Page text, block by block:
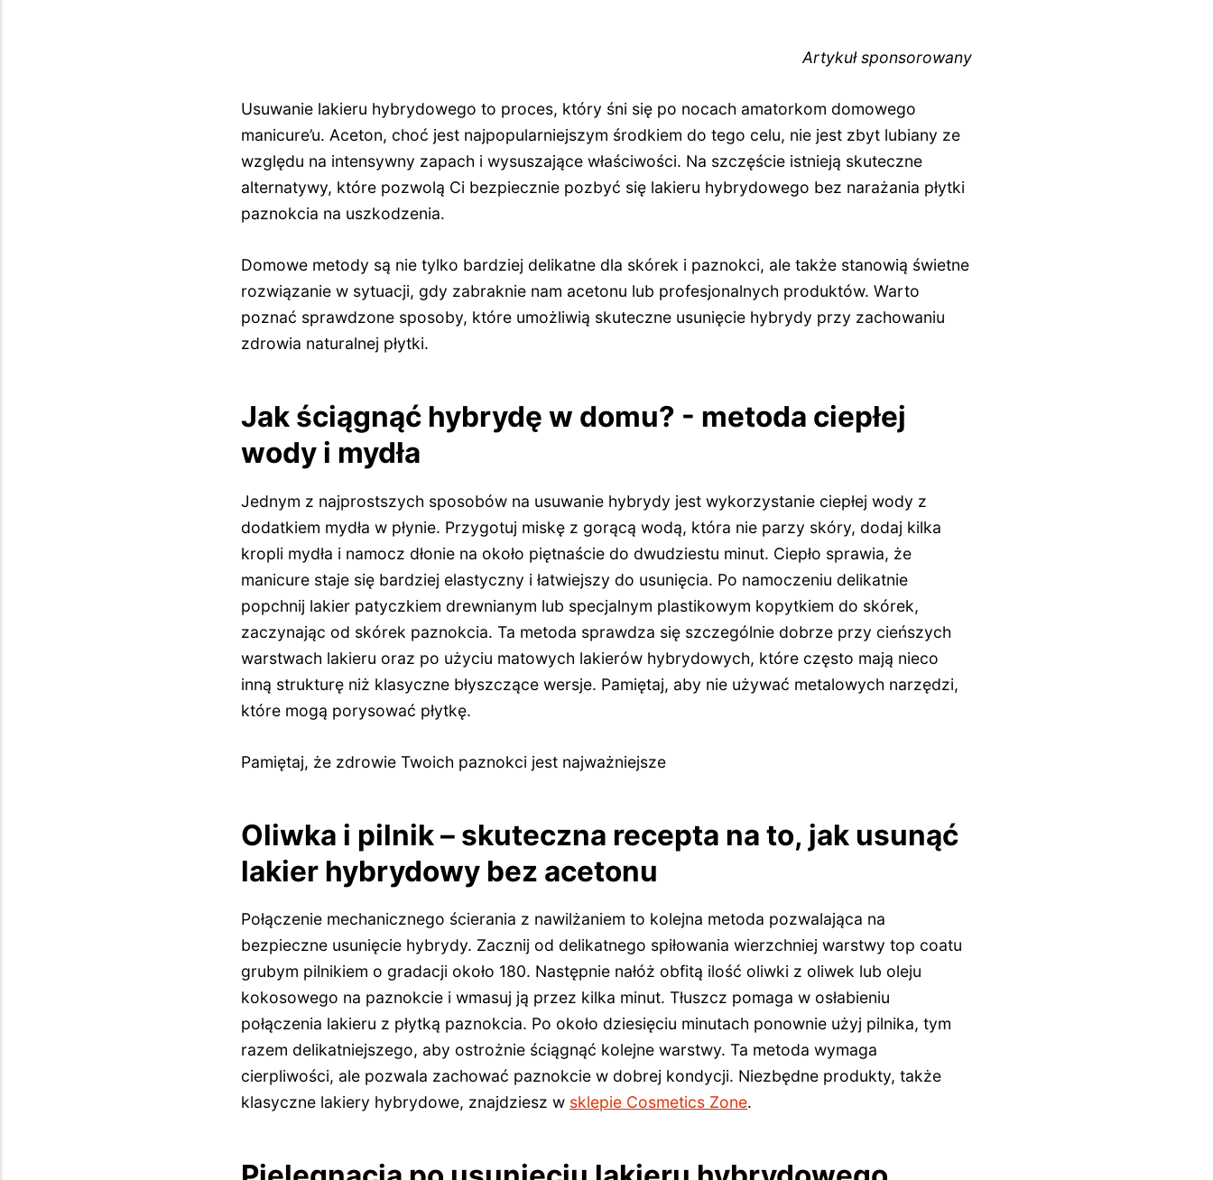
Artykuł sponsorowany
Usuwanie lakieru hybrydowego to proces, który śni się po nocach amatorkom domowego
manicure’u. Aceton, choć jest najpopularniejszym środkiem do tego celu, nie jest zbyt lubiany ze
względu na intensywny zapach i wysuszające właściwości. Na szczęście istnieją skuteczne
alternatywy, które pozwolą Ci bezpiecznie pozbyć się lakieru hybrydowego bez narażania płytki
paznokcia na uszkodzenia.
Domowe metody są nie tylko bardziej delikatne dla skórek i paznokci, ale także stanowią świetne
rozwiązanie w sytuacji, gdy zabraknie nam acetonu lub profesjonalnych produktów. Warto
poznać sprawdzone sposoby, które umożliwią skuteczne usunięcie hybrydy przy zachowaniu
zdrowia naturalnej płytki.
Jak ściągnąć hybrydę w domu? - metoda ciepłej
wody i mydła
Jednym z najprostszych sposobów na usuwanie hybrydy jest wykorzystanie ciepłej wody z
dodatkiem mydła w płynie. Przygotuj miskę z gorącą wodą, która nie parzy skóry, dodaj kilka
kropli mydła i namocz dłonie na około piętnaście do dwudziestu minut. Ciepło sprawia, że
manicure staje się bardziej elastyczny i łatwiejszy do usunięcia. Po namoczeniu delikatnie
popchnij lakier patyczkiem drewnianym lub specjalnym plastikowym kopytkiem do skórek,
zaczynając od skórek paznokcia. Ta metoda sprawdza się szczególnie dobrze przy cieńszych
warstwach lakieru oraz po użyciu matowych lakierów hybrydowych, które często mają nieco
inną strukturę niż klasyczne błyszczące wersje. Pamiętaj, aby nie używać metalowych narzędzi,
które mogą porysować płytkę.
Pamiętaj, że zdrowie Twoich paznokci jest najważniejsze
Oliwka i pilnik – skuteczna recepta na to, jak usunąć
lakier hybrydowy bez acetonu
Połączenie mechanicznego ścierania z nawilżaniem to kolejna metoda pozwalająca na
bezpieczne usunięcie hybrydy. Zacznij od delikatnego spiłowania wierzchniej warstwy top coatu
grubym pilnikiem o gradacji około 180. Następnie nałóż obfitą ilość oliwki z oliwek lub oleju
kokosowego na paznokcie i wmasuj ją przez kilka minut. Tłuszcz pomaga w osłabieniu
połączenia lakieru z płytką paznokcia. Po około dziesięciu minutach ponownie użyj pilnika, tym
razem delikatniejszego, aby ostrożnie ściągnąć kolejne warstwy. Ta metoda wymaga
cierpliwości, ale pozwala zachować paznokcie w dobrej kondycji. Niezbędne produkty, także
klasyczne lakiery hybrydowe, znajdziesz w sklepie Cosmetics Zone.